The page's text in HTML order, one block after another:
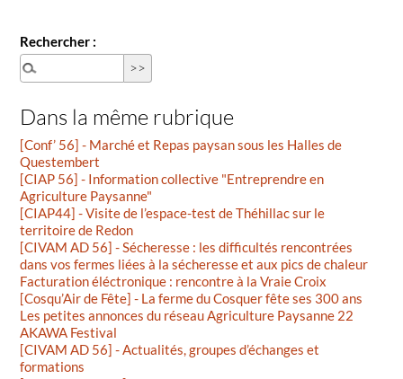
Rechercher :
Dans la même rubrique
[Conf’ 56] - Marché et Repas paysan sous les Halles de
Questembert
[CIAP 56] - Information collective "Entreprendre en
Agriculture Paysanne"
[CIAP44] - Visite de l’espace-test de Théhillac sur le
territoire de Redon
[CIVAM AD 56] - Sécheresse : les difficultés rencontrées
dans vos fermes liées à la sécheresse et aux pics de chaleur
Facturation éléctronique : rencontre à la Vraie Croix
[Cosqu’Air de Fête] - La ferme du Cosquer fête ses 300 ans
Les petites annonces du réseau Agriculture Paysanne 22
AKAWA Festival
[CIVAM AD 56] - Actualités, groupes d’échanges et
formations